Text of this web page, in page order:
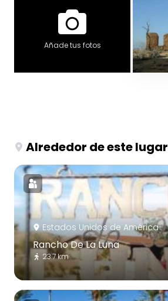
Añade tus fotos
Alrededor de este lugar
Estados Unidos de América
Rancho De La Luna
23.7 km